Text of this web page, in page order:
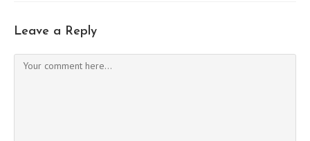
Leave a Reply
Comment